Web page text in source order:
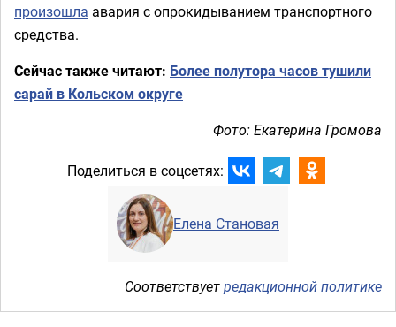
произошла авария с опрокидыванием транспортного
средства.
Сейчас также читают: Более полутора часов тушили
сарай в Кольском округе
Фото: Екатерина Громова
Поделиться в соцсетях:
Елена Становая
Соответствуетредакционной политике